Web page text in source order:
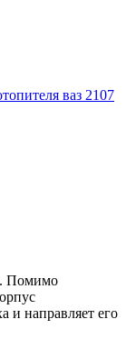
ваз 2107
Помимо
и направляет его